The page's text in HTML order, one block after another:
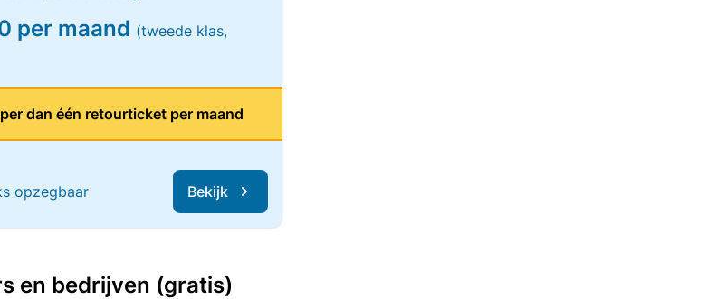
per maand (tweede klas,
dan één retourticket per maand
opzegbaar Bekijk
en bedrijven (gratis)